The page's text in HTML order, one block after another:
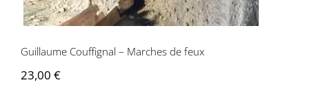
Guillaume Couffignal – Marches de feux
23,00 €